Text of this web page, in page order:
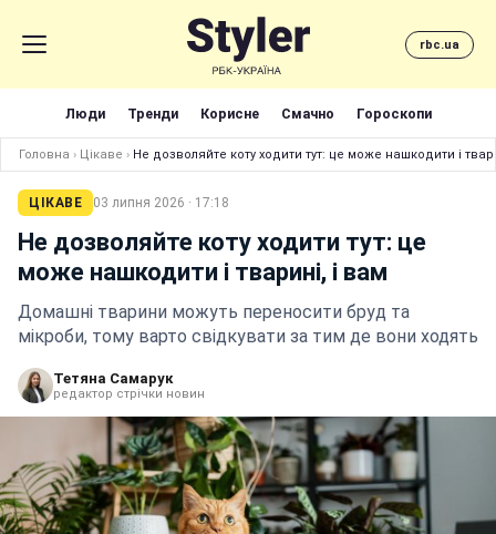
rbc.ua
Люди Тренди Корисне Смачно Гороскопи
Головна › Цікаве › Не дозволяйте коту ходити тут: це може нашкодити і
ЦІКАВЕ 03 липня 2026 · 17:18
Не дозволяйте коту ходити тут: це
може нашкодити і тварині, і вам
Домашні тварини можуть переносити бруд та
мікроби, тому варто свідкувати за тим де вони ходять
Тетяна Самарук
редактор стрічки новин